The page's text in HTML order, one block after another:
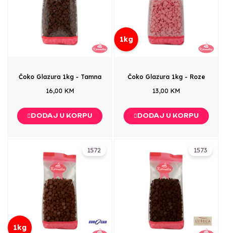
Čoko Glazura 1kg - Tamna
16,00 KM
DODAJ U KORPU
1kg
Čoko Glazura 1kg - Roze
13,00 KM
DODAJ U KORPU
1572
1kg
1573